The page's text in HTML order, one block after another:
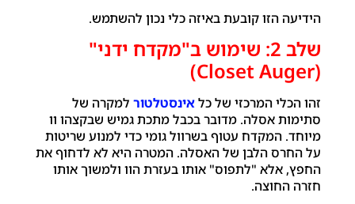
הידיעה הזו קובעת באיזה כלי נכון להשתמש.
שלב 2: שימוש ב"מקדח ידני"
(Closet Auger)
זהו הכלי המרכזי של כלאינסטלטורלמקרה של
סתימות אסלה. מדובר בכבל מתכת גמיש שבקצהו וו
מיוחד. המקדח עטוף בשרוול גומי כדי למנוע שריטות
על החרס הלבן של האסלה. המטרה היא לא לדחוף את
החפץ, אלא "לתפוס" אותו בעזרת הוו ולמשוך אותו
חזרה החוצה.